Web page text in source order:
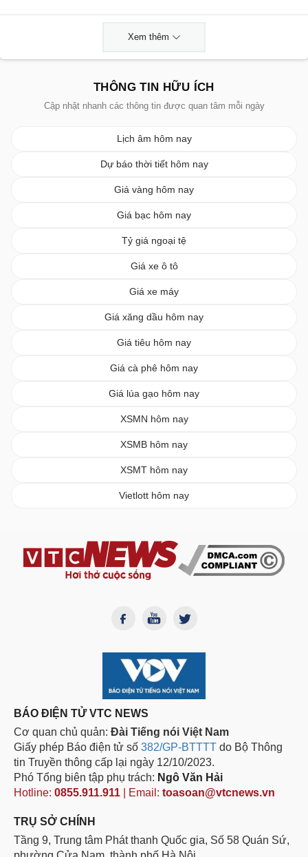
Xem thêm
THÔNG TIN HỮU ÍCH
Cập nhật nhanh các thông tin được quan tâm mỗi ngày
Lịch âm hôm nay
Dự báo thời tiết hôm nay
Giá vàng hôm nay
Giá bạc hôm nay
Tỷ giá ngoại tệ
Giá xe ô tô
Giá xe máy
Giá xăng dầu hôm nay
Giá tiêu hôm nay
Giá cà phê hôm nay
Giá lúa gạo hôm nay
XSMN hôm nay
XSMB hôm nay
XSMT hôm nay
Vietlott hôm nay
BÁO ĐIỆN TỬ VTC NEWS
Cơ quan chủ quản: Đài Tiếng nói Việt Nam
Giấy phép Báo điện tử số 382/GP-BTTTT do Bộ Thông
tin Truyền thông cấp lại ngày 12/10/2023.
Phó Tổng biên tập phụ trách: Ngô Văn Hải
Hotline: 0855.911.911 | Email: toasoan@vtcnews.vn
TRỤ SỞ CHÍNH
Tầng 9, Trung tâm Phát thanh Quốc gia, Số 58 Quán Sứ,